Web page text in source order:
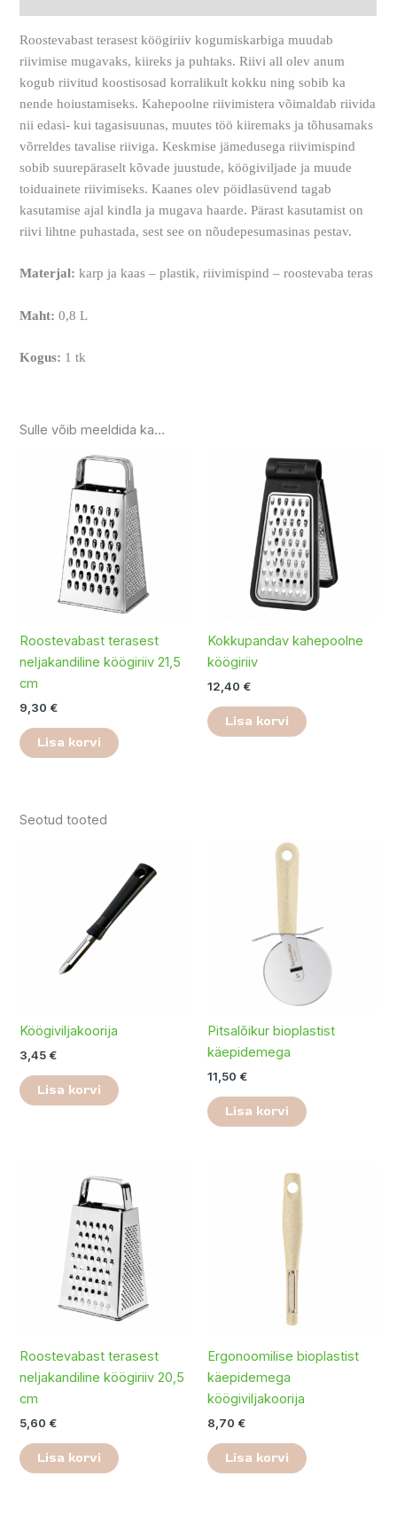
Roostevabast terasest köögiriiv kogumiskarbiga muudab
riivimise mugavaks, kiireks ja puhtaks. Riivi all olev anum
kogub riivitud koostisosad korralikult kokku ning sobib ka
nende hoiustamiseks. Kahepoolne riivimistera võimaldab riivida
nii edasi- kui tagasisuunas, muutes töö kiiremaks ja tõhusamaks
võrreldes tavalise riiviga. Keskmise jämedusega riivimispind
sobib suurepäraselt kõvade juustude, köögiviljade ja muude
toiduainete riivimiseks. Kaanes olev pöidlasüvend tagab
kasutamise ajal kindla ja mugava haarde. Pärast kasutamist on
riivi lihtne puhastada, sest see on nõudepesumasinas pestav.
Materjal: karp ja kaas – plastik, riivimispind – roostevaba teras
Maht: 0,8 L
Kogus: 1 tk
Sulle võib meeldida ka…
Roostevabast terasest
neljakandiline köögiriiv 21,5
cm
9,30 €
Lisa korvi
Kokkupandav kahepoolne
köögiriiv
12,40 €
Lisa korvi
Seotud tooted
Köögiviljakoorija
3,45 €
Lisa korvi
Pitsalõikur bioplastist
käepidemega
11,50 €
Lisa korvi
Roostevabast terasest
neljakandiline köögiriiv 20,5
cm
5,60 €
Lisa korvi
Ergonoomilise bioplastist
käepidemega
köögiviljakoorija
8,70 €
Lisa korvi